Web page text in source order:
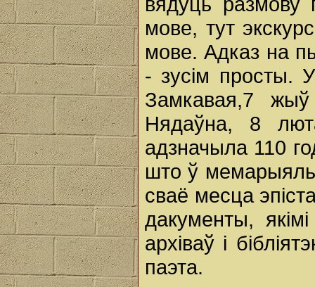
мове, тут
мове. Адказ на
- зусім просты.
Замкавая,7 жыў
Нядаўна, 8
адзначыла 110
што ў
сваё месца
дакументы,
архіваў і
паэта.